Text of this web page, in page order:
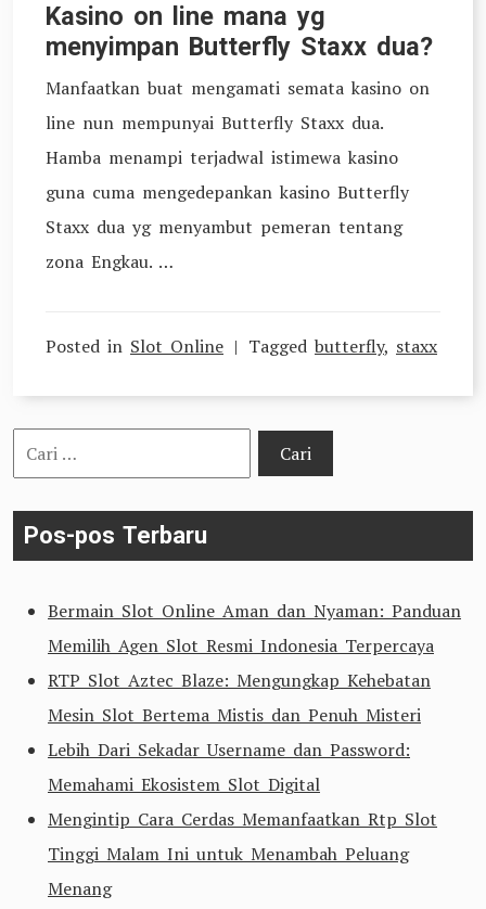
Kasino on line mana yg
menyimpan Butterfly Staxx dua?
Manfaatkan buat mengamati semata kasino on
line nun mempunyai Butterfly Staxx dua.
Hamba menampi terjadwal istimewa kasino
guna cuma mengedepankan kasino Butterfly
Staxx dua yg menyambut pemeran tentang
zona Engkau. …
Posted in Slot Online Tagged butterfly, staxx
Cari
untuk:
Pos-pos Terbaru
Bermain Slot Online Aman dan Nyaman: Panduan
Memilih Agen Slot Resmi Indonesia Terpercaya
RTP Slot Aztec Blaze: Mengungkap Kehebatan
Mesin Slot Bertema Mistis dan Penuh Misteri
Lebih Dari Sekadar Username dan Password:
Memahami Ekosistem Slot Digital
Mengintip Cara Cerdas Memanfaatkan Rtp Slot
Tinggi Malam Ini untuk Menambah Peluang
Menang